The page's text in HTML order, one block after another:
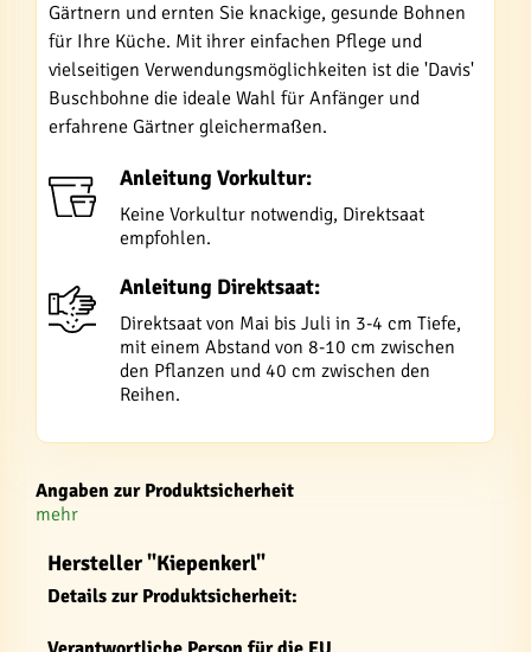
Gärtnern und ernten Sie knackige, gesunde Bohnen
für Ihre Küche. Mit ihrer einfachen Pflege und
vielseitigen Verwendungsmöglichkeiten ist die 'Davis'
Buschbohne die ideale Wahl für Anfänger und
erfahrene Gärtner gleichermaßen.
Anleitung Vorkultur:
Keine Vorkultur notwendig, Direktsaat
empfohlen.
Anleitung Direktsaat:
Direktsaat von Mai bis Juli in 3-4 cm Tiefe,
mit einem Abstand von 8-10 cm zwischen
den Pflanzen und 40 cm zwischen den
Reihen.
Angaben zur Produktsicherheit
mehr
Hersteller "Kiepenkerl"
Details zur Produktsicherheit: